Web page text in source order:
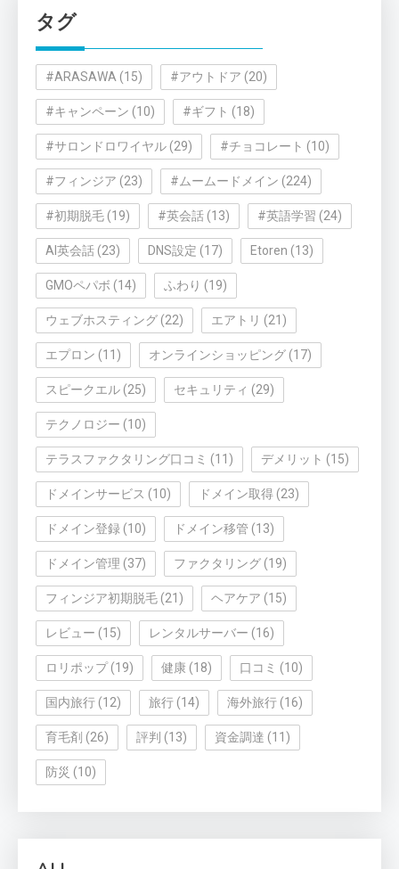
ー
タグ
#ARASAWA (15) #アウトドア (20)
#キャンペーン (10) #ギフト (18)
#サロンドロワイヤル (29) #チョコレート (10)
#フィンジア (23) #ムームードメイン (224)
#初期脱毛 (19) #英会話 (13) #英語学習 (24)
AI英会話 (23) DNS設定 (17) Etoren (13)
GMOペパボ (14) ふわり (19)
ウェブホスティング (22) エアトリ (21)
エプロン (11) オンラインショッピング (17)
スピークエル (25) セキュリティ (29)
テクノロジー (10)
テラスファクタリング口コミ (11) デメリット (15)
ドメインサービス (10) ドメイン取得 (23)
ドメイン登録 (10) ドメイン移管 (13)
ドメイン管理 (37) ファクタリング (19)
フィンジア初期脱毛 (21) ヘアケア (15)
レビュー (15) レンタルサーバー (16)
ロリポップ(19) 健康 (18) 口コミ (10)
国内旅行 (12) 旅行 (14) 海外旅行 (16)
育毛剤 (26) 評判 (13) 資金調達 (11)
防災 (10)